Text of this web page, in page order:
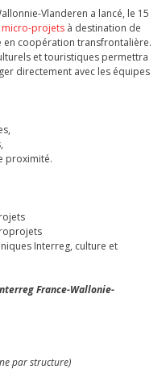
Vlanderen a lancé, le 15
micro-projets à destination de
en coopération transfrontalière.
et touristiques permettra
directement avec les équipes
proximité.
Interreg, culture et
France-Wallonie-
par structure)